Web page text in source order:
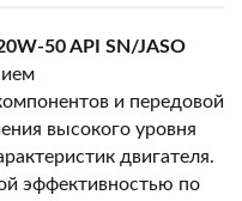
50 API SN/JASO
и передовой
высокого уровня
двигателя.
эффективностью по